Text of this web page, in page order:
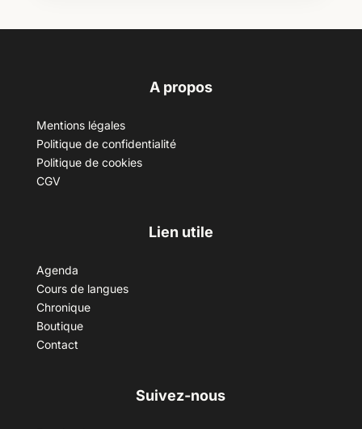
A propos
Mentions légales
Politique de confidentialité
Politique de cookies
CGV
Lien utile
Agenda
Cours de langues
Chronique
Boutique
Contact
Suivez-nous